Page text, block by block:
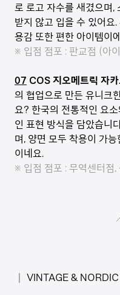
로 로고 자수를 새겼으며,
받지 않고 입을 수 있어요
용감 또한 편한 아이템이
※ 입점 점포 : 판교점 (아
07 COS 지오메트릭 자
의 협업으로 만든 유니크
요? 한국의 전통적인 요
인 표현 방식을 담았습니
며, 양면 모두 착용이 가
이네요.
※ 입점 점포 : 무역센터점
│ VINTAGE & NORDIC